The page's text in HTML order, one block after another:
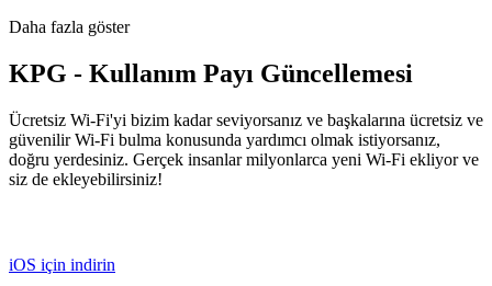
Daha fazla göster
KPG - Kullanım Payı Güncellemesi
Ücretsiz Wi-Fi'yi bizim kadar seviyorsanız ve başkalarına ücretsiz ve
güvenilir Wi-Fi bulma konusunda yardımcı olmak istiyorsanız,
doğru yerdesiniz. Gerçek insanlar milyonlarca yeni Wi-Fi ekliyor ve
siz de ekleyebilirsiniz!
iOS için indirin